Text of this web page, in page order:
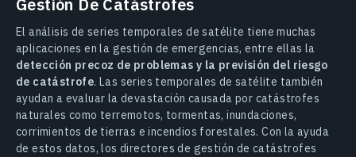
Gestión De Catástrofes
El análisis de series temporales de satélite tiene muchas
aplicaciones en la gestión de emergencias, entre ellas la
detección precoz de problemas y la previsión del riesgo
de catástrofe. Las series temporales de satélite también
ayudan a evaluar la devastación causada por catástrofes
naturales como terremotos, tormentas, inundaciones,
corrimientos de tierras e incendios forestales. Con la ayuda
de estos datos, los directores de gestión de catástrofes